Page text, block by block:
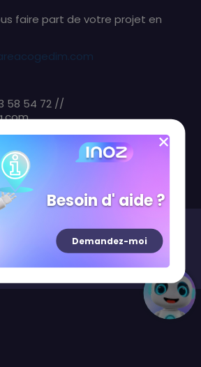
faire part de votre projet en
58 54 72 //
74 79 92 53 //
S'inscrire
Besoin d' aide ?
Demandez-moi